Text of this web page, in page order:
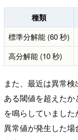
種類
標準分解能 (60 秒)
高分解能 (10 秒)
また、最近は異常
ある閾値を超えた
を鳴らしていました
異常値が発生した